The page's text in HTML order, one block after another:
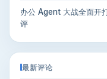
办公 Agent 大战全面开
评
最新评论